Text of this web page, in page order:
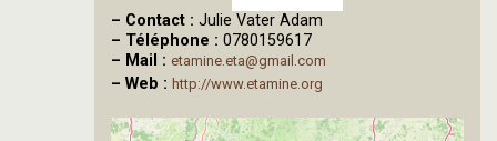
– Contact : Julie Vater Adam
– Téléphone : 0780159617
– Mail : etamine.eta@gmail.com
– Web : http://www.etamine.org